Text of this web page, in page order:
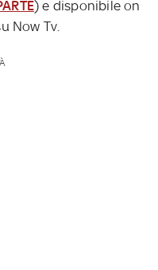
) e disponibile on
Now Tv.